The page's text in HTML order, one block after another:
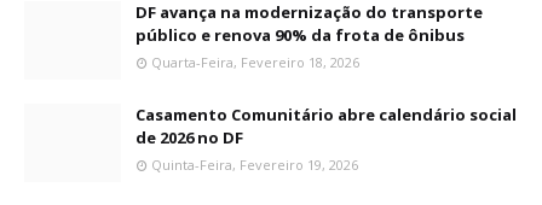
DF avança na modernização do transporte
público e renova 90% da frota de ônibus
Quarta-Feira, Fevereiro 18, 2026
Casamento Comunitário abre calendário social
de 2026 no DF
Quinta-Feira, Fevereiro 19, 2026